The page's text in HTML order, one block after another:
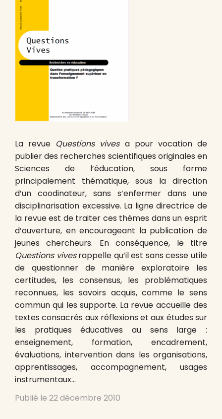
La revue Questions vivesa pour vocation de
publier des recherches scientifiques originales en
Sciences de l’éducation, sous forme
principalement thématique, sous la direction
d’un coodinateur, sans s’enfermer dans une
disciplinarisation excessive. La ligne directrice de
la revue est de traiter ces thèmes dans un esprit
d’ouverture, en encourageant la publication de
jeunes chercheurs. En conséquence, le titre
Questions vivesrappelle qu’il est sans cesse utile
de questionner de manière exploratoire les
certitudes, les consensus, les problématiques
reconnues, les savoirs acquis, comme le sens
commun qui les supporte. La revue accueille des
textes consacrés aux réflexions et aux études sur
les pratiques éducatives au sens large :
enseignement, formation, encadrement,
évaluations, intervention dans les organisations,
apprentissages, accompagnement, usages
instrumentaux…
Publié le 22 décembre 2010